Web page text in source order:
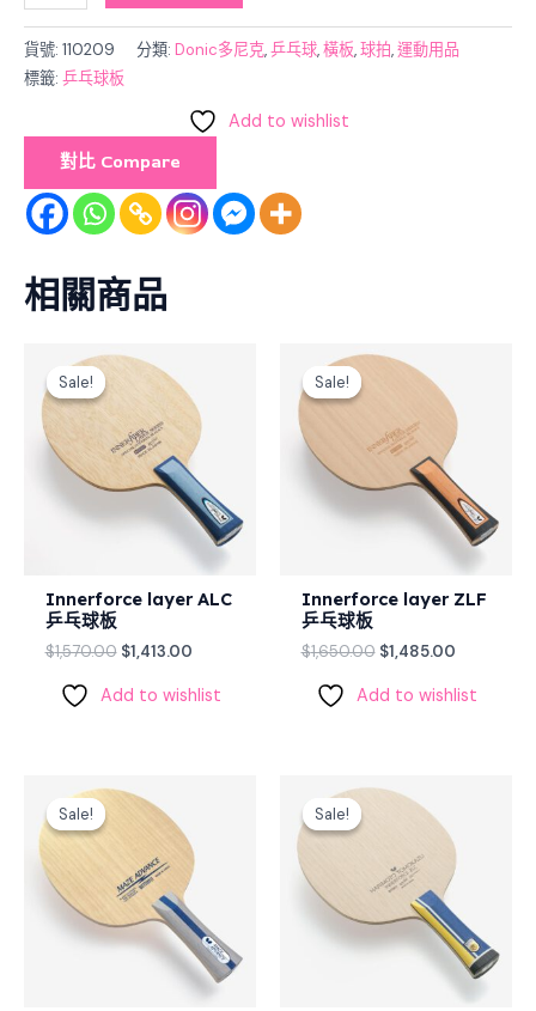
貨號: 110209 分類: Donic多尼克,乒乓球,橫板,球拍,運動用品
標籤: 乒乓球板
Add to wishlist
對比 Compare
相關商品
Sale!
Sale!
Innerforce layer ALC
乒乓球板
$1,570.00
Original
price
$1,570.00.
$1,413.00
is:
$1,413.00.
Add to wishlist
Sale!
Sale!
Innerforce layer ZLF
乒乓球板
$1,650.00
Original
price
$1,650.00.
$1,485.00
$1,485.00.
Add to wishlist
Sale!
Sale!
Original
price
is:
$693.00.
Sale!
Sale!
Original
price
$2,030.00.